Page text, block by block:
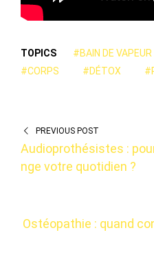
TOPICS #BAIN DE VAPEUR
#CORPS
#DÉTOX
PREVIOUS POST
Audioprothésistes :
nge votre quotidien ?
Ostéopathie : quand